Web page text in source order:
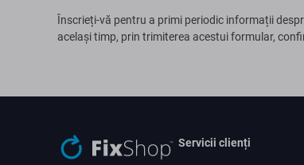
Înscrieți-vă pentru a primi periodic informații
același timp, prin trimiterea acestui formular,
Servicii clienți